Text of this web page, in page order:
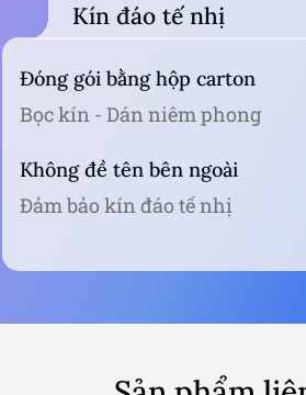
Kín đáo tế nhị
Đóng gói bằng hộp carton
Bọc kín - Dán niêm phong
Không đề tên bên ngoài
Đảm bảo kín đáo tế nhị